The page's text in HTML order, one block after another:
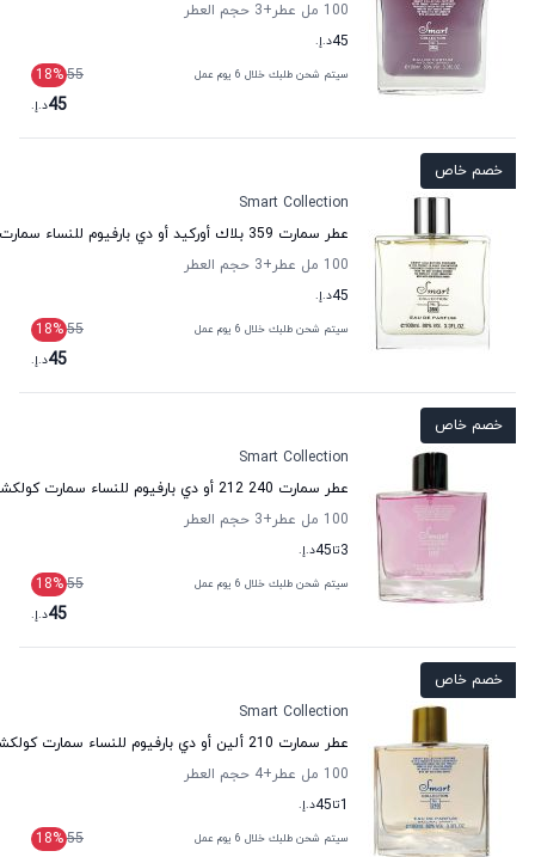
100 مل عطر +3
حجم العطر
45د.إ.
سيتم شحن طلبك خلال 6 يوم عمل 55
18%
45د.إ.
خصم خاص
Smart Collection
عطر سمارت 359 بلاك أوركيد أو دي بارفيوم للنساء سمارت كولكشن
100 مل عطر
+3
حجم العطر
45د.إ.
سيتم شحن طلبك خلال 6 يوم عمل 55
18%
45د.إ.
خصم خاص
Smart Collection
عطر سمارت 240 212 أو دي بارفيوم للنساء سمارت كولكشن
100 مل عطر
+3
حجم العطر
3تا45د.إ.
سيتم شحن طلبك خلال 6 يوم عمل 55
18%
45د.إ.
خصم خاص
Smart Collection
عطر سمارت 210 ألين أو دي بارفيوم للنساء سمارت كولكشن
100 مل عطر
+4
حجم العطر
1تا45د.إ.
سيتم شحن طلبك خلال 6 يوم عمل 55
18%